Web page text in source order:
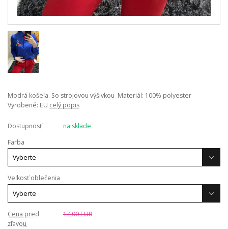
Modrá košeľa So strojovou výšivkou Materiál: 100% polyester
Vyrobené: EU celý popis
Dostupnosť
na sklade
Farba
Veľkosť oblečenia
Cena pred
zľavou
17,00 EUR